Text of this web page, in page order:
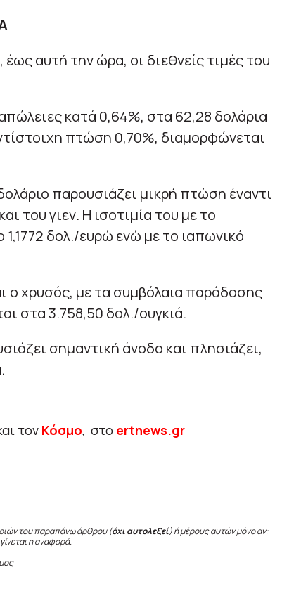
αυτή την ώρα, οι διεθνείς τιμές του
κατά 0,64%, στα 62,28 δολάρια
πτώση 0,70%, διαμορφώνεται
παρουσιάζει μικρή πτώση έναντι
του γιεν. Η ισοτιμία του με το
1,1772 δολ./ευρώ ενώ με το ιαπωνικό
ο χρυσός, με τα συμβόλαια παράδοσης
στα 3.758,50 δολ./ουγκιά.
σημαντική άνοδο και πλησιάζει,
τον Κόσμο, στο ertnews.gr
του παραπάνω άρθρου (όχι αυτολεξεί) ή μέρους αυτών μόνο αν:
η αναφορά.